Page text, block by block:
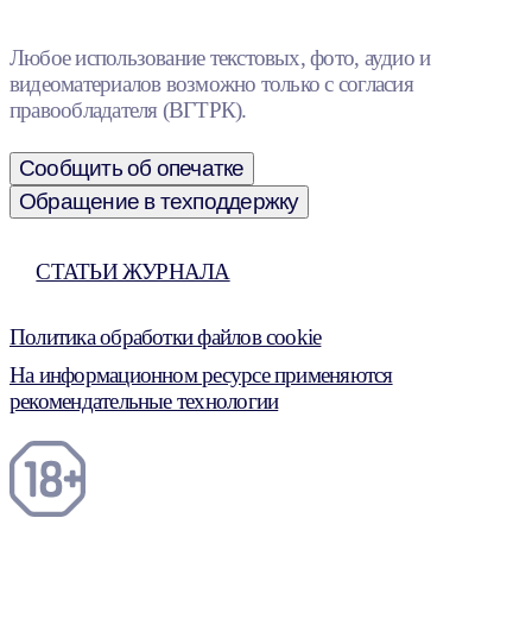
Любое использование текстовых, фото, аудио и
видеоматериалов возможно только с согласия
правообладателя (ВГТРК).
Сообщить об опечатке
Обращение в техподдержку
СТАТЬИ ЖУРНАЛА
Политика обработки файлов cookie
На информационном ресурсе применяются
рекомендательные технологии